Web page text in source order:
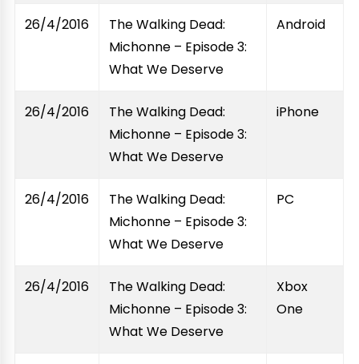
26/4/2016
The Walking Dead:
Michonne – Episode 3:
What We Deserve
Android
26/4/2016
The Walking Dead:
Michonne – Episode 3:
What We Deserve
iPhone
26/4/2016
The Walking Dead:
Michonne – Episode 3:
What We Deserve
PC
26/4/2016
The Walking Dead:
Michonne – Episode 3:
What We Deserve
Xbox
One